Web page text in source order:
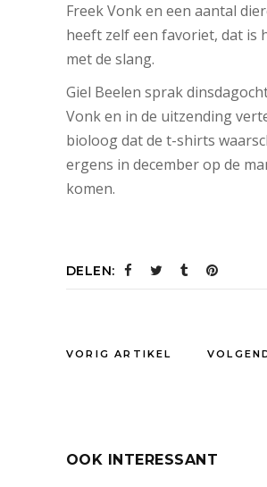
Freek Vonk en een aantal
heeft zelf een favoriet, dat is
met de slang.
Giel Beelen sprak
Vonk en in de uitzending
bioloog dat de t-shirts
ergens in december op de
komen.
DELEN:
VORIG ARTIKEL
OOK INTERESSANT